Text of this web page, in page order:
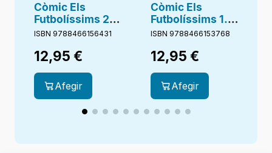
Còmic Els
Futbolíssims 2.
El misteri del
ISBN 9788466156431
12,95 €
Afegir
Còmic Els
Futbolíssims 1.
El misteri dels
voladors
ISBN 9788466153768
12,95 €
Afegir